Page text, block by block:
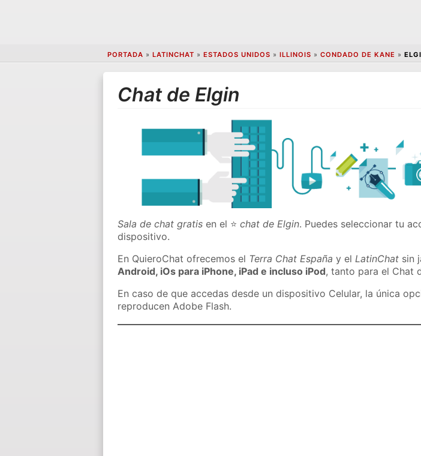
PORTADA » LATINCHAT » ESTADOS UNIDOS » ILLINOIS » CONDADO DE KANE »
Chat de Elgin
Sala de chat gratis en el ⭐chat de Elgin. Puedes seleccionar tu
dispositivo.
En QuieroChat ofrecemos el Terra Chat España y elLatinChat sin
Android, iOs para iPhone, iPad e incluso iPod, tanto para el Chat
En caso de que accedas desde un dispositivo Celular, la única
reproducen Adobe Flash.